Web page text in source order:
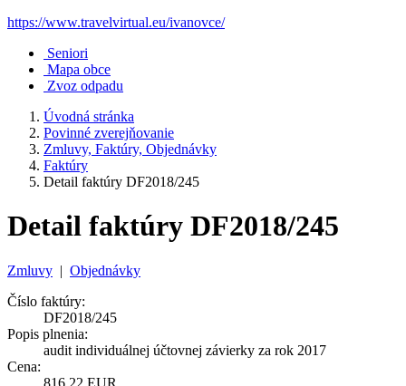
https://www.travelvirtual.eu/ivanovce/
Seniori
Mapa obce
Zvoz odpadu
Úvodná stránka
Povinné zverejňovanie
Zmluvy, Faktúry, Objednávky
Faktúry
Detail faktúry DF2018/245
Detail faktúry DF2018/245
Zmluvy | Objednávky
Číslo faktúry:
DF2018/245
Popis plnenia:
audit individuálnej účtovnej závierky za rok 2017
Cena:
816,22 EUR